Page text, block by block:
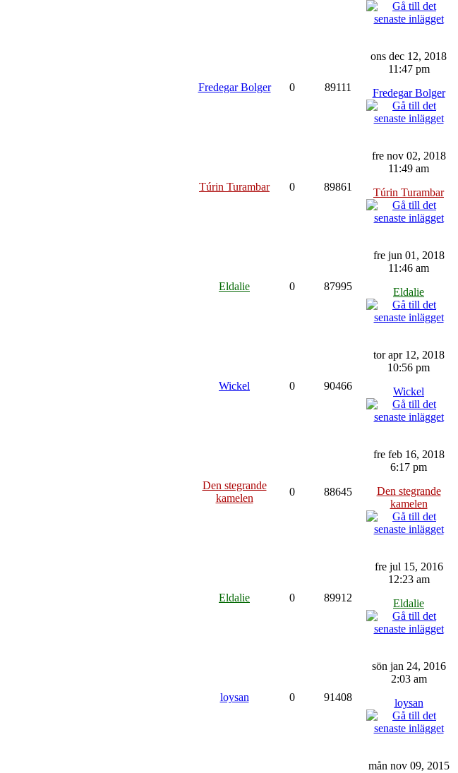
Fredegar Bolger 0 89111
ons dec 12, 2018
11:47 pm
Fredegar Bolger
Túrin Turambar 0 89861
fre nov 02, 2018
11:49 am
Túrin Turambar
Eldalie 0 87995
fre jun 01, 2018
11:46 am
Eldalie
Wickel 0 90466
tor apr 12, 2018
10:56 pm
Wickel
Den stegrande
kamelen
0 88645
fre feb 16, 2018
6:17 pm
Den stegrande
kamelen
Eldalie 0 89912
fre jul 15, 2016
12:23 am
Eldalie
loysan 0 91408
sön jan 24, 2016
2:03 am
loysan
mån nov 09, 2015